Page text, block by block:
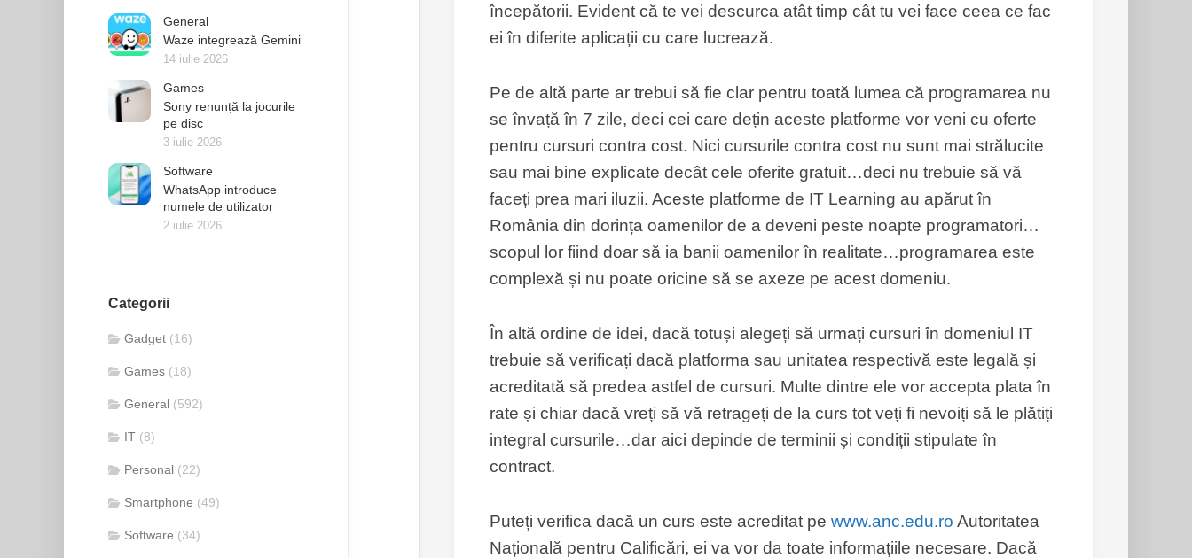
General
Waze integrează Gemini
14 iulie 2026
Games
Sony renunță la jocurile
pe disc
3 iulie 2026
Software
WhatsApp introduce
numele de utilizator
2 iulie 2026
Categorii
Gadget (16)
Games (18)
General (592)
IT (8)
Personal (22)
Smartphone (49)
Software (34)
începătorii. Evident că te vei descurca atât timp cât tu vei face ceea ce fac
ei în diferite aplicații cu care lucrează.
Pe de altă parte ar trebui să fie clar pentru toată lumea că programarea nu
se învață în 7 zile, deci cei care dețin aceste platforme vor veni cu oferte
pentru cursuri contra cost. Nici cursurile contra cost nu sunt mai strălucite
sau mai bine explicate decât cele oferite gratuit…deci nu trebuie să vă
faceți prea mari iluzii. Aceste platforme de IT Learning au apărut în
România din dorința oamenilor de a deveni peste noapte programatori…
scopul lor fiind doar să ia banii oamenilor în realitate…programarea este
complexă și nu poate oricine să se axeze pe acest domeniu.
În altă ordine de idei, dacă totuși alegeți să urmați cursuri în domeniul IT
trebuie să verificați dacă platforma sau unitatea respectivă este legală și
acreditată să predea astfel de cursuri. Multe dintre ele vor accepta plata în
rate și chiar dacă vreți să vă retrageți de la curs tot veți fi nevoiți să le plătiți
integral cursurile…dar aici depinde de terminii și condiții stipulate în
contract.
Puteți verifica dacă un curs este acreditat pe www.anc.edu.ro Autoritatea
Națională pentru Calificări, ei va vor da toate informațiile necesare. Dacă